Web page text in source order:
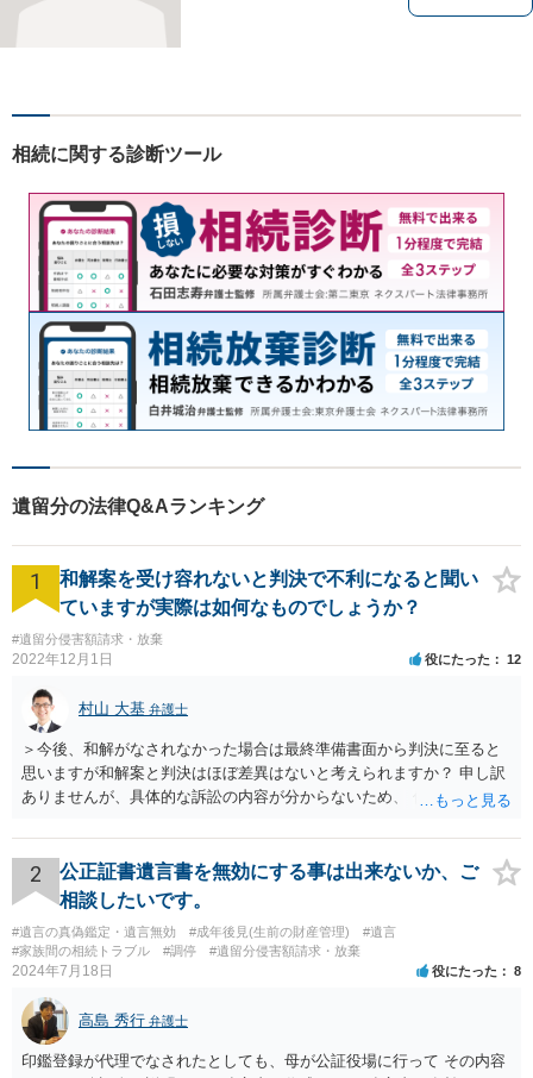
相続に関する診断ツール
遺留分の法律Q&Aランキング
1
和解案を受け容れないと判決で不利になると聞い
ていますが実際は如何なものでしょうか？
#遺留分侵害額請求・放棄
2022年12月1日 役にたった 12
村山 大基 弁護士
＞今後、和解がなされなかった場合は最終準備書面から判決に至ると
思いますが和解案と判決はほぼ差異はないと考えられますか？ 申し訳
ありませんが、具体的な訴訟の内容が分からないため、 何とも回答が
わかっている代理人弁護士に聞くか、 訴訟資料を持って面談相談に行
ってみましょう。 その上で、一般論として回答するなら、和解案と判
決は（ケースによって程度の差はあっても）食い違うことが多いで
す。 金額は適当ですが、例えば判決で１００万円支払え、という結論
になりそうな場合、 そのまま１００万円を和解案として提示しても、
判決と変わらないなら払う側としてはあまり和解に応じようという気
のまま判決で１００万円支払いとなるより、７０万円でまとめた方が
マシ」ということで、 合意の可能性が出てきます。 応じるかどうか
は、判決になったらどうなりそうか、という点についての検討が不可
2
公正証書遺言書を無効にする事は出来ないか、ご
相談したいです。
#遺言の真偽鑑定・遺言無効 #成年後見(生前の財産管理)
#遺言
#家族間の相続トラブル
#調停 #遺留分侵害額請求・放棄
2024年7月18日 役にたった 8
高島 秀行 弁護士
印鑑登録が代理でなされたとしても、母が公証役場に行って その内容